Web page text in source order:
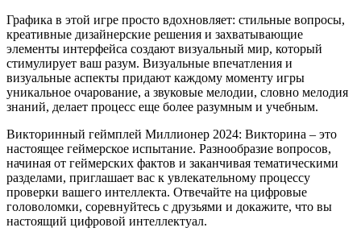
Графика в этой игре просто вдохновляет: стильные вопросы,
креативные дизайнерские решения и захватывающие
элементы интерфейса создают визуальный мир, который
стимулирует ваш разум. Визуальные впечатления и
визуальные аспекты придают каждому моменту игры
уникальное очарование, а звуковые мелодии, словно мелодия
знаний, делает процесс еще более разумным и учебным.
Викторинный геймплей Миллионер 2024: Викторина – это
настоящее геймерское испытание. Разнообразие вопросов,
начиная от геймерских фактов и заканчивая тематическими
разделами, приглашает вас к увлекательному процессу
проверки вашего интеллекта. Отвечайте на цифровые
головоломки, соревнуйтесь с друзьями и докажите, что вы
настоящий цифровой интеллектуал.